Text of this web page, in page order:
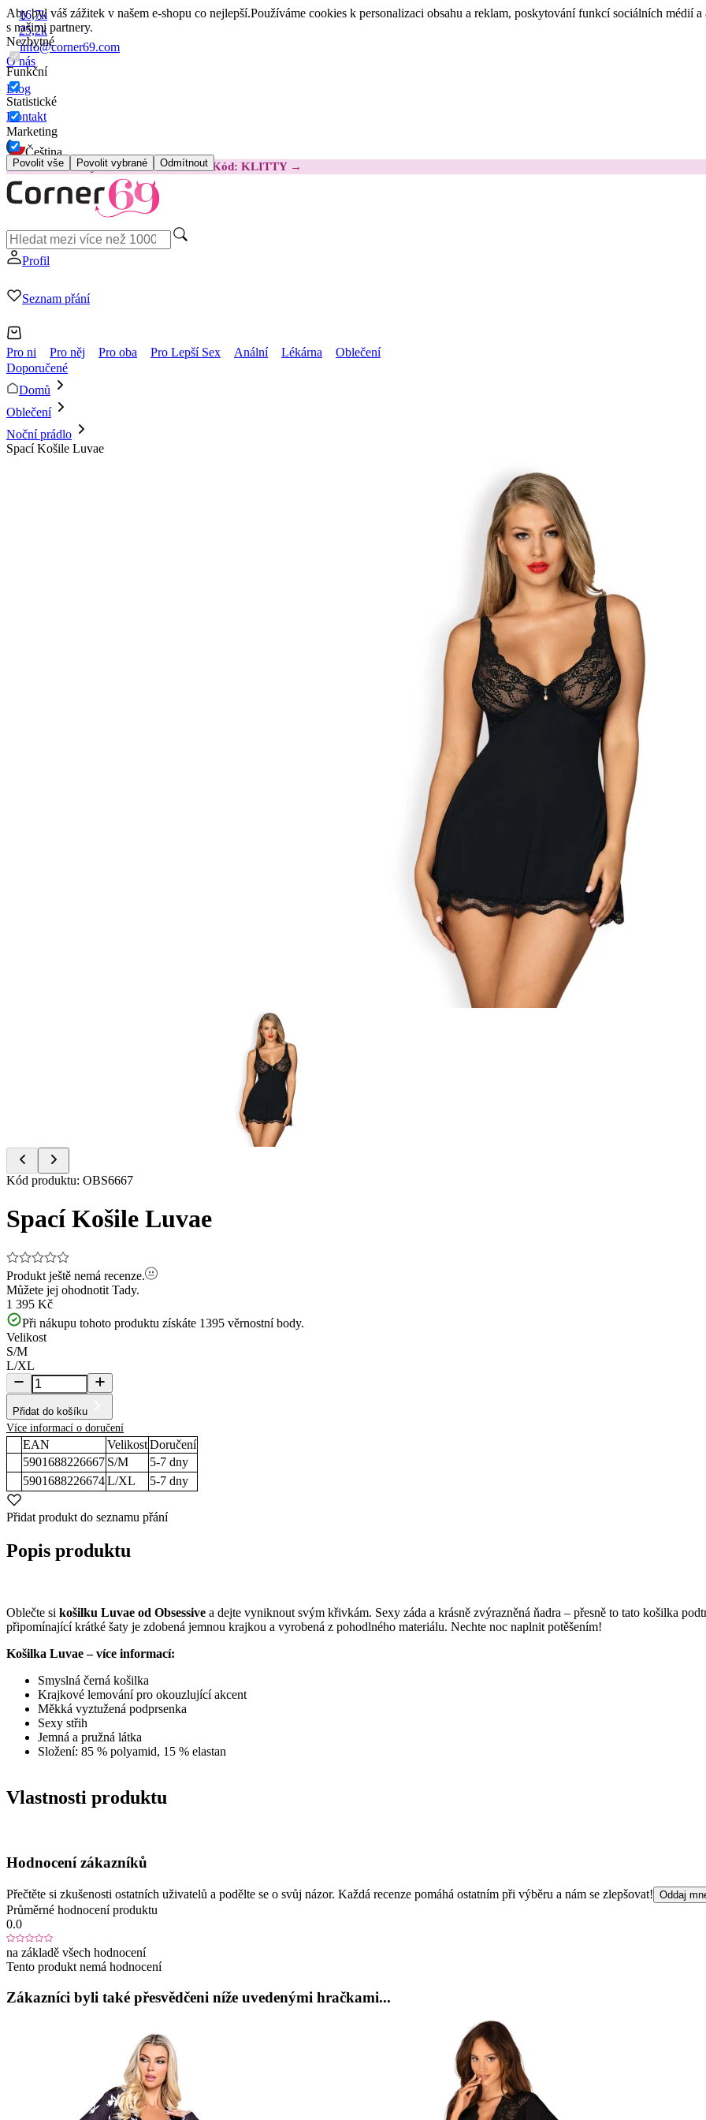
Aby byl váš zážitek v našem e-shopu co nejlepší.Používáme cookies k personalizaci obsahu a reklam, poskytování funkcí sociálních médií
s našimi partnery.
Nezbytné
Funkční
Statistické
Marketing
Povolit vše Povolit vybrané Odmítnout
16,7k
25,2k
info@corner69.com
O nás
Blog
Kontakt
Čeština
😽Svakom Klitty: O 380 Kč LEVNĚJI Kód: KLITTY →
Profil
Seznam přání
Pro ni Pro něj Pro oba Pro Lepší Sex Anální Lékárna
Oblečení
Doporučené
Domů
Oblečení
Noční prádlo
Spací Košile Luvae
Item
of
2
Kód produktu: OBS6667
Spací Košile Luvae
Produkt ještě nemá recenze.
Můžete jej ohodnotit Tady.
1 395 Kč
Při nákupu tohoto produktu získáte 1395 věrnostní body.
Velikost
S/M
L/XL
Přidat do košíku
Více informací o doručení
EAN VelikostDoručení
5901688226667 S/M 5-7 dny
5901688226674L/XL 5-7 dny
Přidat produkt do seznamu přání
Popis produktu
Oblečte si košilku Luvae od Obsessive a dejte vyniknout svým křivkám. Sexy záda a krásně zvýrazněná ňadra – přesně to tato košilka
připomínající krátké šaty je zdobená jemnou krajkou a vyrobená z pohodlného materiálu. Nechte noc naplnit potěšením!
Košilka Luvae – více informací:
Smyslná černá košilka
Krajkové lemování pro okouzlující akcent
Měkká vyztužená podprsenka
Sexy střih
Jemná a pružná látka
Složení: 85 % polyamid, 15 % elastan
Vlastnosti produktu
Hodnocení zákazníků
Přečtěte si zkušenosti ostatních uživatelů a podělte se o svůj názor. Každá recenze pomáhá ostatním při výběru a nám se zlepšovat! Oddaj
Průměrné hodnocení produktu
0.0
na základě všech hodnocení
Tento produkt nemá hodnocení
Zákazníci byli také přesvědčeni níže uvedenými hračkami...